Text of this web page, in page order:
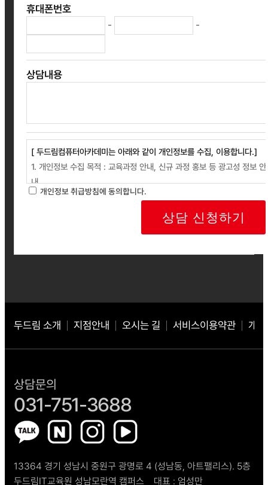
휴대폰번호
- -
상담내용
[ 두드림컴퓨터아카데미는 아래와 같이 개인정보를 수집, 이용합니다.]
1. 개인정보 수집 목적 : 교육과정 안내, 신규 과정 홍보 등 광고성 정보 안
내
2. 개인정보 수집 항목 : 성명, 연락처
3. 보유 및 이용기간: 회사는 개인정보 수집 및 사용 목적 완료 후에는 예
외없이 해당 정보를 지체 없이 파기합니다.
니다.
개인정보 취급방침에 동의합니다.
두드림 소개 지점안내 오시는 길 서비스이용약관 개
상담문의
031-751-3688
13364 경기 성남시 중원구 광명로 4 (성남동, 아트팰리스). 5층
두드림IT교육원 성남모란역 캠퍼스
대표 : 엄성만